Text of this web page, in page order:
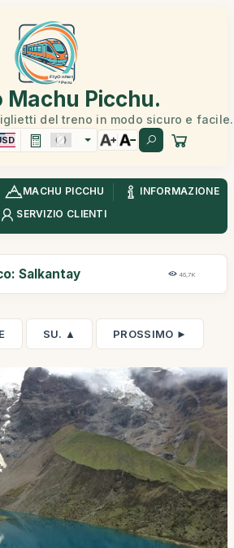
Machu Picchu.
del treno in modo sicuro e facile.
MACHU PICCHU
INFORMAZIONE
SERVIZIO CLIENTI
Salkantay 46,7K
SU. ▲ PROSSIMO ►